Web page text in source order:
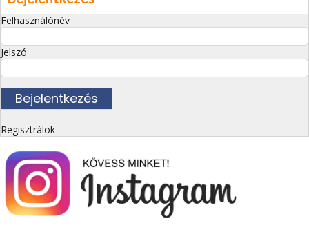
Felhasználónév
Jelszó
Regisztrálok